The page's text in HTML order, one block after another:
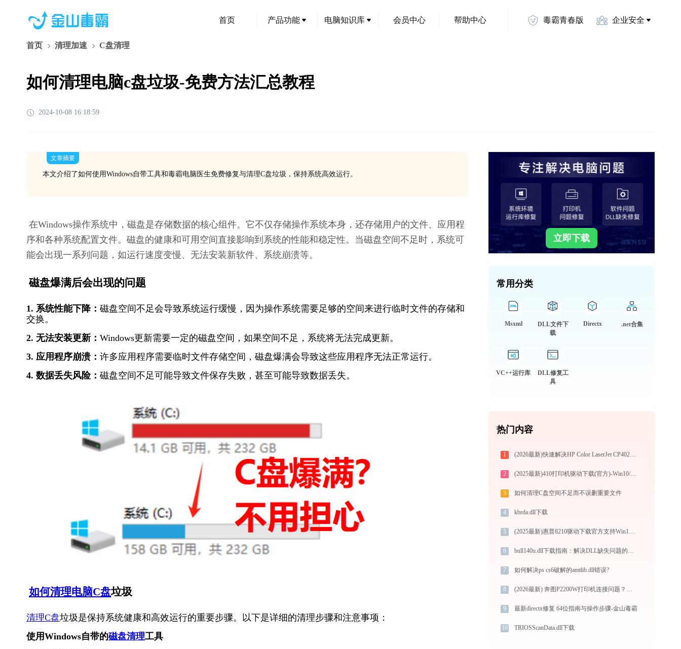
首页 产品功能 电脑知识库 会员中心 帮助中心 毒霸青春版 企业安全
首页 清理加速 C盘清理
如何清理电脑c盘垃圾-免费方法汇总教程
2024-10-08 16:18:59
文章摘要
本文介绍了如何使用Windows自带工具和毒霸电脑医生免费修复与清理C盘垃圾，保持系统高效运行。
在Windows操作系统中，磁盘是存储数据的核心组件。它不仅存储操作系统本身，还存储用户的文件、应用程
序和各种系统配置文件。磁盘的健康和可用空间直接影响到系统的性能和稳定性。当磁盘空间不足时，系统可
能会出现一系列问题，如运行速度变慢、无法安装新软件、系统崩溃等。
磁盘爆满后会出现的问题
1. 系统性能下降： 磁盘空间不足会导致系统运行缓慢，因为操作系统需要足够的空间来进行临时文件的存储和
交换。
2. 无法安装更新： Windows更新需要一定的磁盘空间，如果空间不足，系统将无法完成更新。
3. 应用程序崩溃： 许多应用程序需要临时文件存储空间，磁盘爆满会导致这些应用程序无法正常运行。
4. 数据丢失风险： 磁盘空间不足可能导致文件保存失败，甚至可能导致数据丢失。
如何清理电脑C盘垃圾
清理C盘垃圾是保持系统健康和高效运行的重要步骤。以下是详细的清理步骤和注意事项：
使用Windows自带的磁盘清理工具
立即下载
常用分类
Msxml
DLL文件下
载
Directx .net合集
VC++运行库
DLL修复工
具
热门内容
1 (2026最新)快速解决HP Color LaserJet CP4020打印机驱动安装问题，这篇文章告诉你方法
2 (2025最新)410打印机驱动下载(官方)-Win10/Win11支持
3 如何清理C盘空间不足而不误删重要文件
4 kbrda.dll下载
5 (2025最新)惠普8210驱动下载官方支持Win10/Win11
6 bull140u.dll下载指南：解决DLL缺失问题的官方免费方案（32/64位系统适用）
7 如何解决ps cs6破解的amtlib.dll错误?
8 (2026最新) 奔图P2200W打印机连接问题？解决方法来了！-金山毒霸
9 最新directx修复 64位指南与操作步骤-金山毒霸
10 TRIOSScanData.dll下载